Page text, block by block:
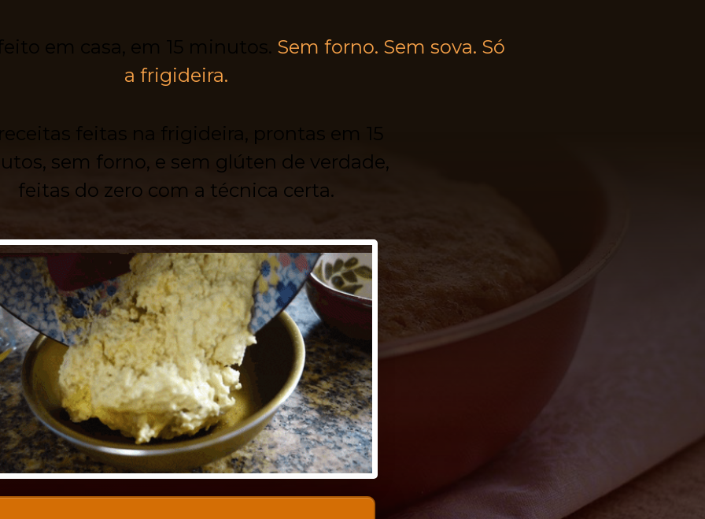
em casa, em 15 minutos. Sem forno. Sem sova. Só
a frigideira.
feitas na frigideira, prontas em 15
sem forno, e sem glúten de verdade,
feitas do zero com a técnica certa.